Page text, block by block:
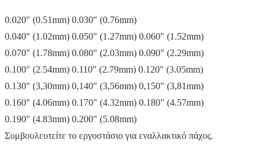
υποβολή
0.020" (0.51mm) 0.030" (0.76mm)
0.040" (1.02mm) 0.050" (1.27mm) 0.060" (1.52mm)
0.070" (1.78mm) 0.080" (2.03mm) 0.090" (2.29mm)
0.100" (2.54mm) 0.110" (2.79mm) 0.120" (3.05mm)
0.130" (3,30mm) 0,140" (3,56mm) 0,150" (3,81mm)
0.160" (4.06mm) 0.170" (4.32mm) 0.180" (4.57mm)
0.190" (4.83mm) 0.200" (5.08mm)
Συμβουλευτείτε το εργοστάσιο για εναλλακτικό πάχος.